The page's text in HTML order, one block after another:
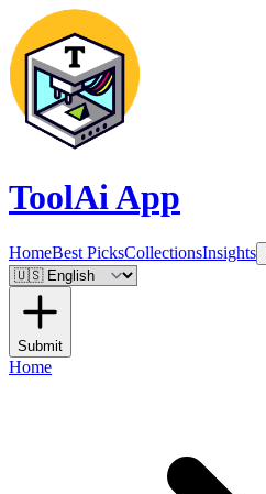
ToolAi App
HomeBest PicksCollectionsInsights
Submit
Home